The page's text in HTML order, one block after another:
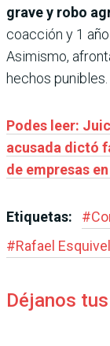
grave y robo
coacción y 1
Asimismo,
hechos punibles.
Podes leer:
acusada dictó
de empresas
Etiquetas: #
#Rafael Esquivel
Déjanos